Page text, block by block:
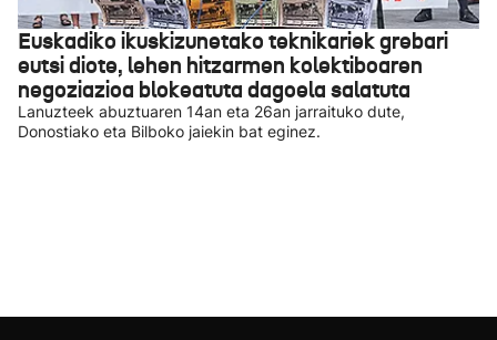
Euskadiko ikuskizunetako teknikariek grebari
eutsi diote, lehen hitzarmen kolektiboaren
negoziazioa blokeatuta dagoela salatuta
Lanuzteek abuztuaren 14an eta 26an jarraituko dute,
Donostiako eta Bilboko jaiekin bat eginez.